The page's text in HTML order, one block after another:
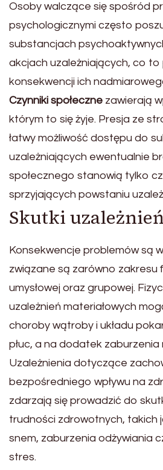
Osoby walczące się spośród
psychologicznymi często
substancjach
akcjach uzależniających, co to
konsekwencji ich
Czynniki społeczne zawierają
którym to się żyje. Presja ze
łatwy możliwość dostępu do
uzależniających ewentualnie
społecznego stanowią tylko
sprzyjających powstaniu
Skutki
Konsekwencje problemów są
związane są zarówno zakresu
umysłowej oraz grupowej.
uzależnień materiałowych
choroby wątroby i układu
płuc, a na dodatek zaburzenia
Uzależnienia dotyczące
bezpośredniego wpływu na
zdarzają się prowadzić do
trudności zdrowotnych, takich
snem, zaburzenia odżywiania
stres.